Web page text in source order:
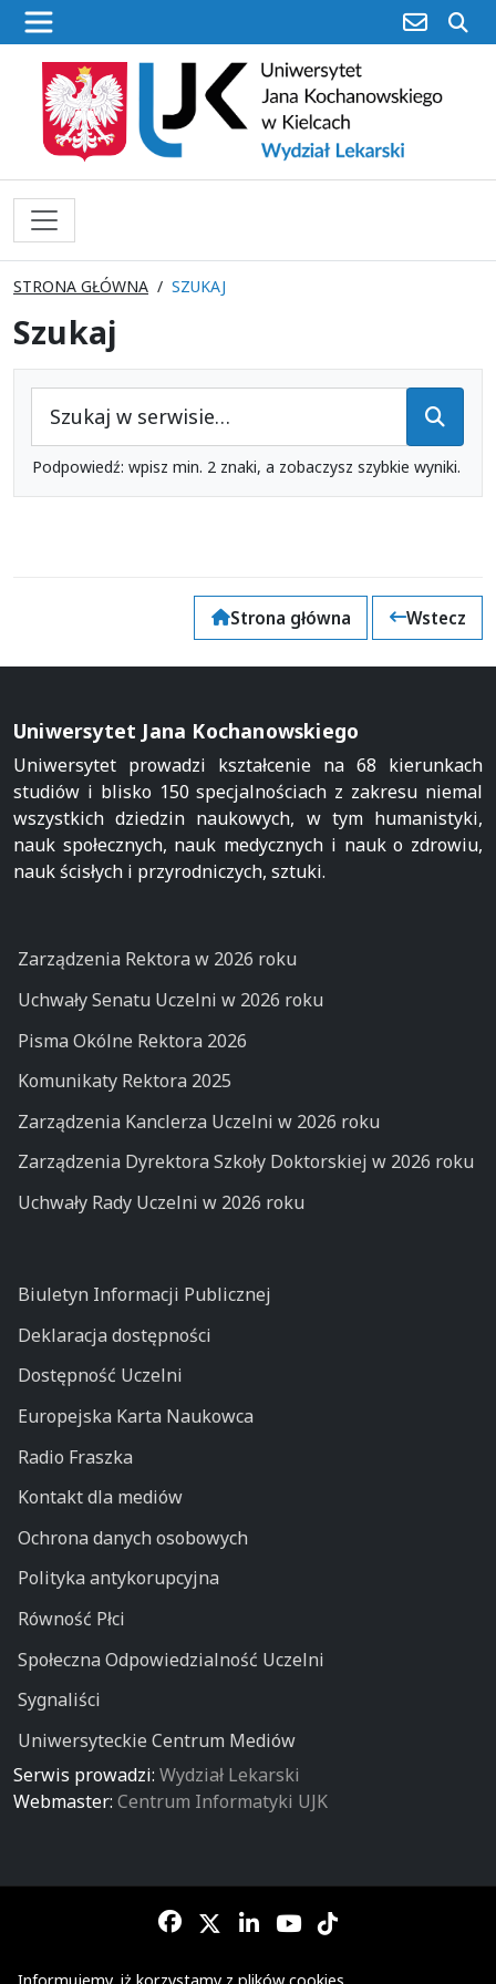
poczta
STRONA GŁÓWNA SZUKAJ
Szukaj
Podpowiedź: wpisz min. 2 znaki, a zobaczysz szybkie wyniki.
Strona główna Wstecz
Uniwersytet Jana Kochanowskiego
Uniwersytet prowadzi kształcenie na 68 kierunkach
studiów i blisko 150 specjalnościach z zakresu niemal
wszystkich dziedzin naukowych, w tym humanistyki,
nauk społecznych, nauk medycznych i nauk o zdrowiu,
nauk ścisłych i przyrodniczych, sztuki.
Zarządzenia Rektora w 2026 roku
Uchwały Senatu Uczelni w 2026 roku
Pisma Okólne Rektora 2026
Komunikaty Rektora 2025
Zarządzenia Kanclerza Uczelni w 2026 roku
Zarządzenia Dyrektora Szkoły Doktorskiej w 2026 roku
Uchwały Rady Uczelni w 2026 roku
Biuletyn Informacji Publicznej
Deklaracja dostępności
Dostępność Uczelni
Europejska Karta Naukowca
Radio Fraszka
Kontakt dla mediów
Ochrona danych osobowych
Polityka antykorupcyjna
Równość Płci
Społeczna Odpowiedzialność Uczelni
Sygnaliści
Uniwersyteckie Centrum Mediów
Serwis prowadzi: Wydział Lekarski
Webmaster: Centrum Informatyki UJK